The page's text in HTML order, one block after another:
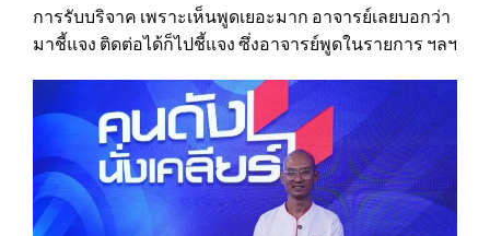
การรับบริจาค เพราะเห็นพูดเยอะมาก อาจารย์เลยบอกว่า
มาชี้แจง ติดต่อได้ก็ไปชี้แจง ซึ่งอาจารย์พูดในรายการ ฯลฯ